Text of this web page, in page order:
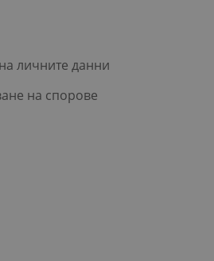
личните данни
на спорове